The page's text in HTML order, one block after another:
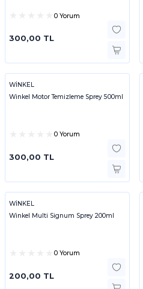
0 Yorum
300,00 TL
WİNKEL
Winkel Motor Temizleme Sprey 500ml
0 Yorum
300,00 TL
WİNKEL
Winkel Multi Signum Sprey 200ml
0 Yorum
200,00 TL